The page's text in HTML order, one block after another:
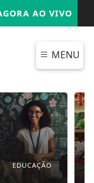
AO VIVO
MENU
EDUCAÇÃO